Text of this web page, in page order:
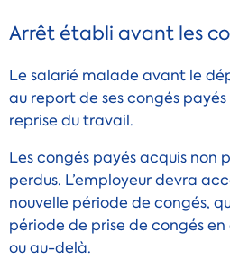
Arrêt établi avant les
Le salarié malade avant le
au report de ses congés
reprise du travail.
Les congés payés acquis non
perdus. L’employeur devra
nouvelle période de congés,
période de prise de congés en
ou au-delà.